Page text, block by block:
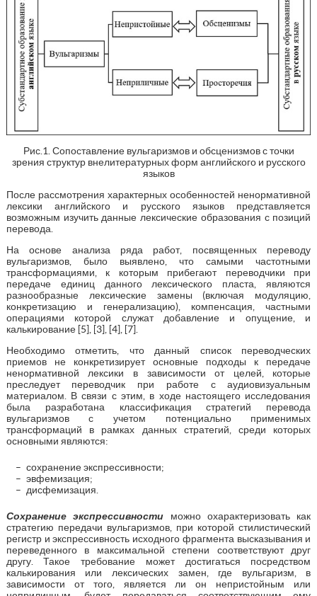
Рис.1. Сопоставление вульгаризмов и обсценизмов с точки
зрения структур внелитературных форм английского и русского
языков
После рассмотрения характерных особенностей ненормативной
лексики английского и русского языков представляется
возможным изучить данные лексические образования с позиций
перевода.
На основе анализа ряда работ, посвященных переводу
вульгаризмов, было выявлено, что самыми частотными
трансформациями, к которым прибегают переводчики при
передаче единиц данного лексического пласта, являются
разнообразные лексические замены (включая модуляцию,
конкретизацию и генерализацию), компенсация, частными
операциями которой служат добавление и опущение, и
калькирование [5], [3], [4], [7].
Необходимо отметить, что данный список переводческих
приемов не конкретизирует основные подходы к передаче
ненормативной лексики в зависимости от целей, которые
преследует переводчик при работе с аудиовизуальным
материалом. В связи с этим, в ходе настоящего исследования
была разработана классификация стратегий перевода
вульгаризмов с учетом потенциально применимых
трансформаций в рамках данных стратегий, среди которых
основными являются:
сохранение экспрессивности;
эвфемизация;
дисфемизация.
Сохранение экспрессивности можно охарактеризовать как
стратегию передачи вульгаризмов, при которой стилистический
регистр и экспрессивность исходного фрагмента высказывания и
переведенного в максимальной степени соответствуют друг
другу. Такое требование может достигаться посредством
калькирования или лексических замен, где вульгаризм, в
зависимости от того, является ли он непристойным или